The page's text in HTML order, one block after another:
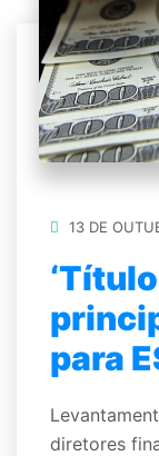
13 DE
para
diretores